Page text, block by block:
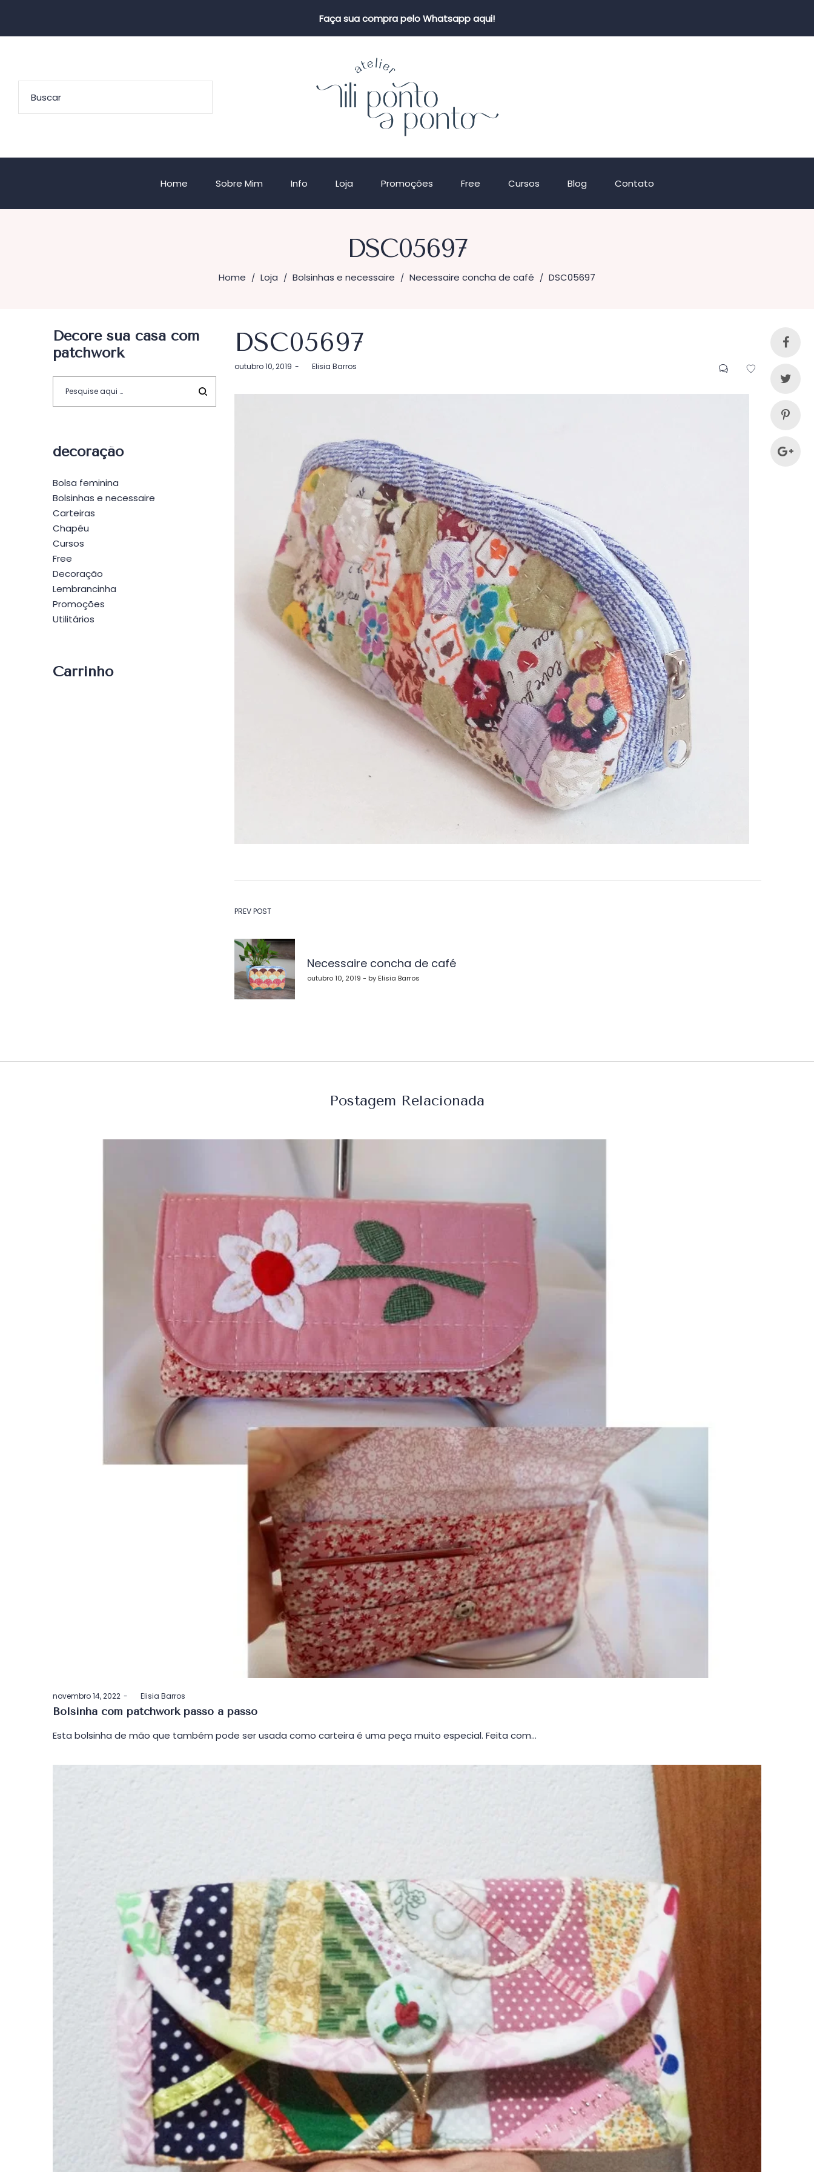
Faça sua compra pelo Whatsapp aqui!
Home Sobre Mim Info Loja Promoções Free Cursos Blog Contato
DSC05697
Home / Loja / Bolsinhas e necessaire / Necessaire concha de café / DSC05697
DSC05697
Postado
outubro 10, 2019 byElisia Barros
Navegação
de
Post
PREV POST
Necessaire concha de café
outubro 10, 2019 - by Elisia Barros
Decore sua casa com
patchwork
decoração
Bolsa feminina
Bolsinhas e necessaire
Carteiras
Chapéu
Cursos
Free
Decoração
Lembrancinha
Promoções
Utilitários
Carrinho
Postagem Relacionada
Postado
em
novembro 14, 2022 byElisia Barros
Bolsinha com patchwork passo a passo
Esta bolsinha de mão que também pode ser usada como carteira é uma peça muito especial. Feita com…